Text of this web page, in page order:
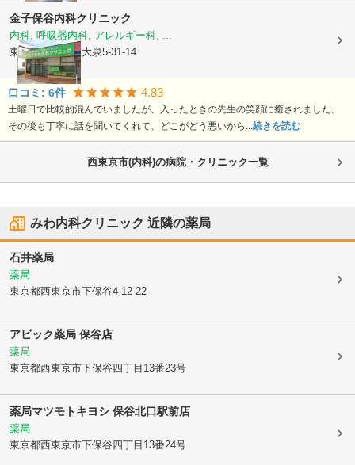
金子保谷内科クリニック
内科, 呼吸器内科, アレルギー科, ...
東京都練馬区南大泉5-31-14
口コミ: 6件 4.83
土曜日で比較的混んでいましたが、入ったときの先生の笑顔に癒されました。
その後も丁寧に話を聞いてくれて、どこがどう悪いから... 続きを読む
西東京市(内科)の病院・クリニック一覧
みわ内科クリニック 近隣の薬局
石井薬局
薬局
東京都西東京市下保谷4-12-22
アビック薬局 保谷店
薬局
東京都西東京市下保谷四丁目13番23号
薬局マツモトキヨシ 保谷北口駅前店
薬局
東京都西東京市下保谷四丁目13番24号